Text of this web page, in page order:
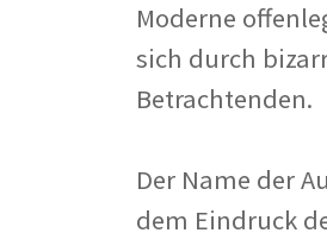
Moderne
sich durch
Betrachtenden.
Der Name der
dem Eindruck